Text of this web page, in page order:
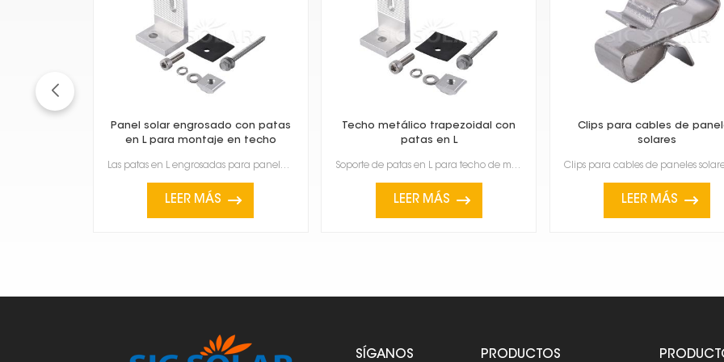
Panel solar engrosado con patas
en L para montaje en techo
Las patas en L engrosadas para paneles solares para montaje en techo están diseñadas para su instala...
LEER MÁS
Techo metálico trapezoidal con
patas en L
Soporte de patas en L para techo de metal trapezoidal Son piezas que ayudan a instalar paneles solar...
LEER MÁS
Clips para cables de
solares
LEER MÁS
SÍGANOS PRODUCTOS